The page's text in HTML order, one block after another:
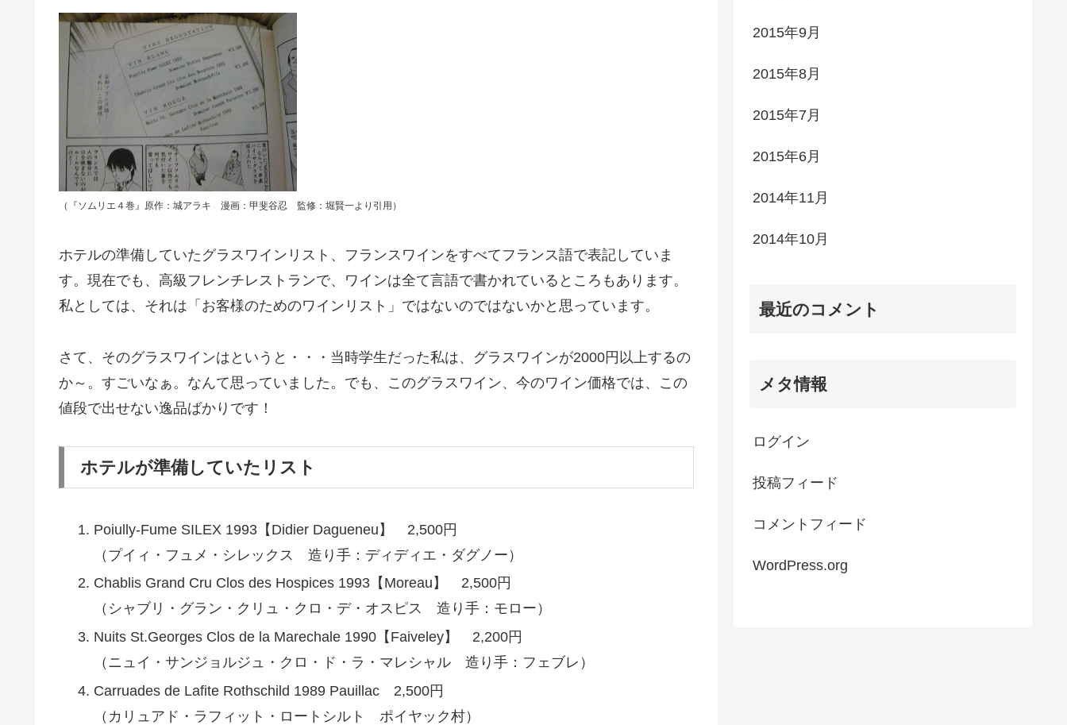
（『ソムリエ４巻』原作：城アラキ 漫画：甲斐谷忍 監修：堀賢一より引用）
ホテルの準備していたグラスワインリスト、フランスワインをすべてフランス語で表記していま
す。現在でも、高級フレンチレストランで、ワインは全て言語で書かれているところもあります。
私としては、それは「お客様のためのワインリスト」ではないのではないかと思っています。
さて、そのグラスワインはというと・・・当時学生だった私は、グラスワインが2000円以上するの
か～。すごいなぁ。なんて思っていました。でも、このグラスワイン、今のワイン価格では、この
値段で出せない逸品ばかりです！
ホテルが準備していたリスト
Poiully-Fume SILEX 1993【Didier Dagueneu】 2,500円
（プイィ・フュメ・シレックス 造り手：ディディエ・ダグノー）
Chablis Grand Cru Clos des Hospices 1993【Moreau】 2,500円
（シャブリ・グラン・クリュ・クロ・デ・オスピス 造り手：モロー）
Nuits St.Georges Clos de la Marechale 1990【Faiveley】 2,200円
（ニュイ・サンジョルジュ・クロ・ド・ラ・マレシャル 造り手：フェブレ）
Carruades de Lafite Rothschild 1989 Pauillac 2,500円
（カリュアド・ラフィット・ロートシルト ポイヤック村）
2015年9月
2015年8月
2015年7月
2015年6月
2014年11月
2014年10月
最近のコメント
メタ情報
ログイン
投稿フィード
コメントフィード
WordPress.org